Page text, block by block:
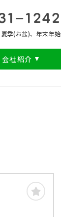
季(お盆)、年末年始
会社紹介